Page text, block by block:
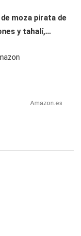
moza pirata de
y tahalí,...
Amazon.es